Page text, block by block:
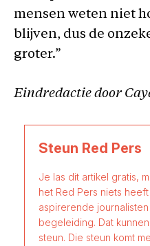
mensen weten niet
blijven, dus de
groter.”
Eindredactie door
Steun Red Pers
Je las dit artikel gratis,
het Red Pers niets
aspirerende
begeleiding. Dat
steun. Die steun komt